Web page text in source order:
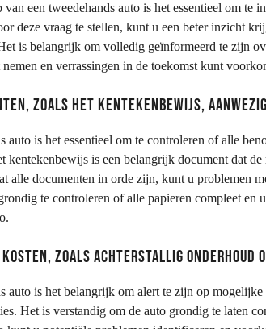
een tweedehands auto is het essentieel om te
deze vraag te stellen, kunt u een beter inzicht
is belangrijk om volledig geïnformeerd te zijn
en verrassingen in de toekomst kunt
zoals het kentekenbewijs,
auto is het essentieel om te controleren of alle
is een belangrijk document dat
alle documenten in orde zijn, kunt u problemen
te controleren of alle papieren compleet en
kosten, zoals achterstallig onderhoud
auto is het belangrijk om alert te zijn op
Het is verstandig om de auto grondig te laten